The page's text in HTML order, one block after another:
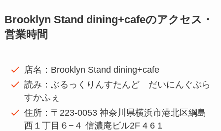
Brooklyn Stand dining+cafeのアクセス・
営業時間
店名：Brooklyn Stand dining+cafe
読み：ぶるっくりんすたんど だいにんぐぷら
すかふぇ
住所：〒223-0053 神奈川県横浜市港北区綱島
西１丁目６−４ 信濃庵ビル2F 4 6 1